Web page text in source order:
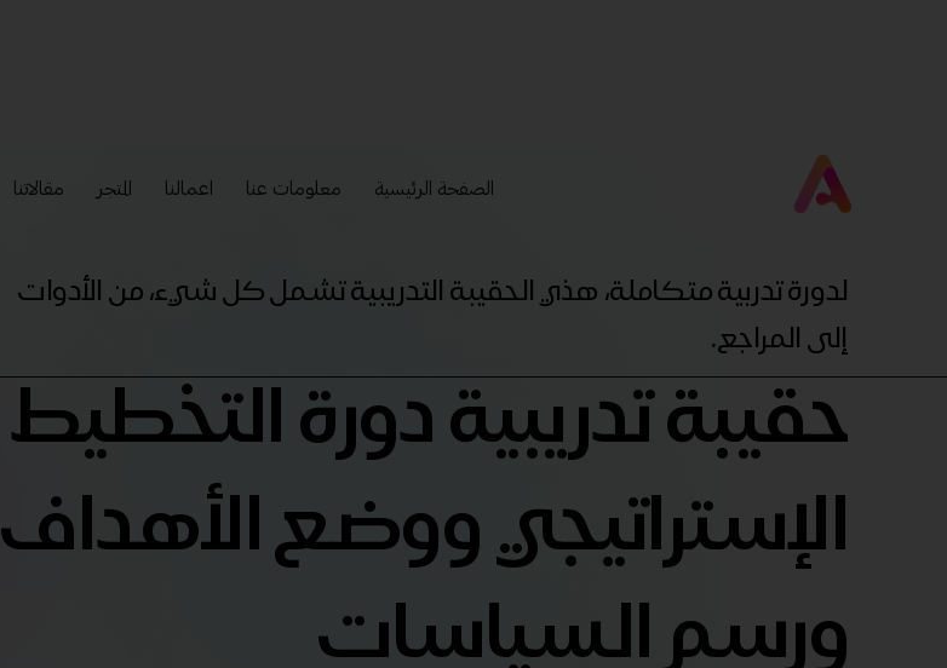
الصفحة الرئيسية معلومات عنا اعمالنا المتجر مقالاتنا
لدورة تدربية متكاملة، هذي الحقيبة التدريبية تشمل كل شيء، من الأدوات
إلى المراجع.
حقيبة تدريبية دورة التخطيط
الإستراتيجي ووضع الأهداف
ورسم السياسات